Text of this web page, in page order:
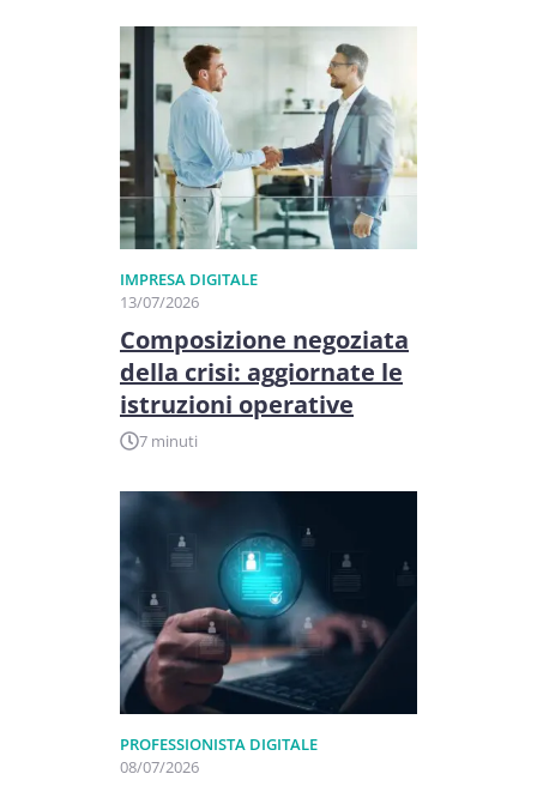
IMPRESA DIGITALE
13/07/2026
Composizione negoziata
della crisi: aggiornate le
istruzioni operative
7 minuti
PROFESSIONISTA DIGITALE
08/07/2026